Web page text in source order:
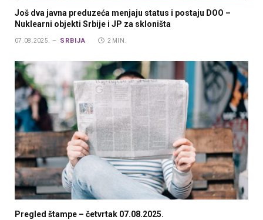
Još dva javna preduzeća menjaju status i postaju DOO –
Nuklearni objekti Srbije i JP za skloništa
07.08.2025. SRBIJA 2 MIN.
Pregled štampe – četvrtak 07.08.2025.